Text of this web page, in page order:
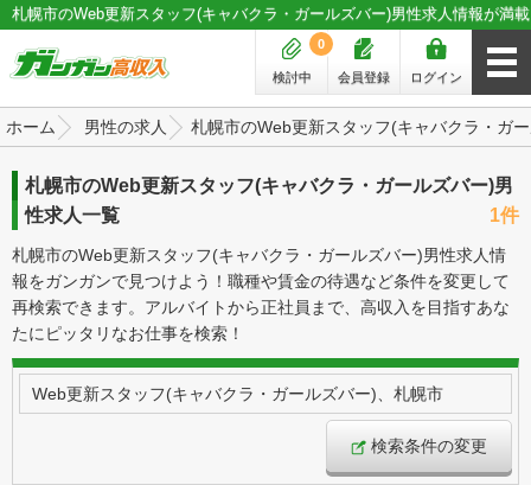
札幌市のWeb更新スタッフ(キャバクラ・ガールズバー)男性求人情報が満
ログイン
会員登録
検討中
0
ホーム 男性の求人 札幌市のWeb更新スタッフ(キャバクラ・ガ
札幌市のWeb更新スタッフ(キャバクラ・ガールズバー)男
性求人一覧
1件
札幌市のWeb更新スタッフ(キャバクラ・ガールズバー)男性求人情
報をガンガンで見つけよう！職種や賃金の待遇など条件を変更して
再検索できます。アルバイトから正社員まで、高収入を目指すあな
たにピッタリなお仕事を検索！
Web更新スタッフ(キャバクラ・ガールズバー)、札幌市
検索条件の変更